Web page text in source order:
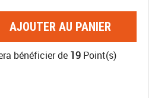
AJOUTER AU PANIER
bénéficier de 19Point(s)